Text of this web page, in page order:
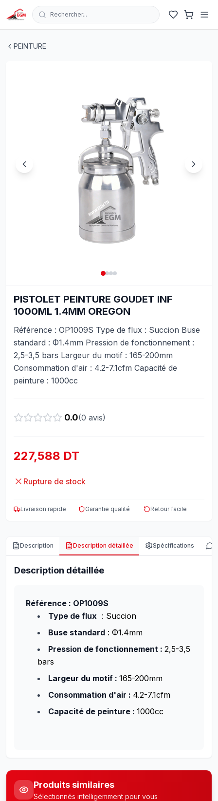
Rechercher...
PEINTURE
PISTOLET PEINTURE GOUDET INF
1000ML 1.4MM OREGON
Référence : OP1009S Type de flux : Succion Buse
standard : Φ1.4mm Pression de fonctionnement :
2,5-3,5 bars Largeur du motif : 165-200mm
Consommation d'air : 4.2-7.1cfm Capacité de
peinture : 1000cc
0.0(0 avis)
227,588 DT
Rupture de stock
Livraison rapide Garantie qualité Retour facile
Description Description détaillée Spécifications
Description détaillée
Référence : OP1009S
Type de flux : Succion
Buse standard : Φ1.4mm
Pression de fonctionnement : 2,5-3,5
bars
Largeur du motif : 165-200mm
Consommation d'air : 4.2-7.1cfm
Capacité de peinture : 1000cc
Produits similaires
Sélectionnés intelligemment pour vous